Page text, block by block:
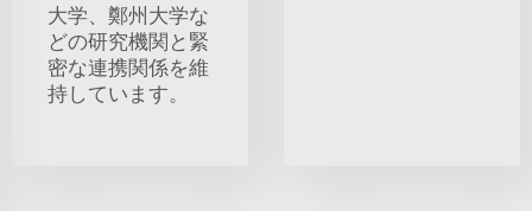
大学、鄭州大学な
どの研究機関と緊
密な連携関係を維
持しています。